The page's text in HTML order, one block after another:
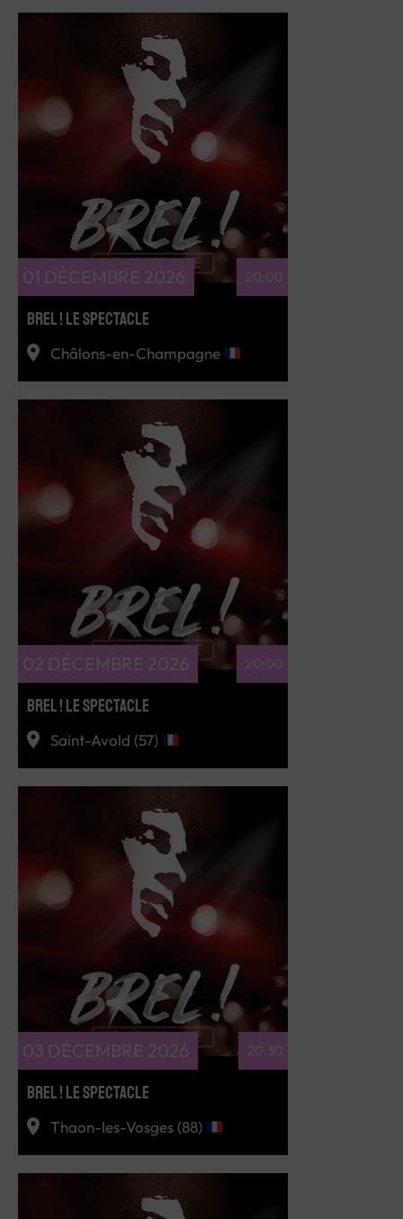
RÉSERVEZ
01 DÉCEMBRE 2026 20:00
BREL ! LE SPECTACLE
Châlons-en-Champagne
RÉSERVEZ
02 DÉCEMBRE 2026 20:00
BREL ! LE SPECTACLE
Saint-Avold (57)
RÉSERVEZ
03 DÉCEMBRE 2026 20:30
BREL ! LE SPECTACLE
Thaon-les-Vosges (88)